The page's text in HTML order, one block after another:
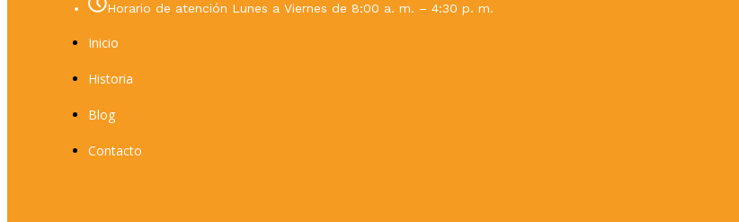
Horario de atención Lunes a Viernes de 8:00 a. m. – 4:30 p. m.
Inicio
Historia
Blog
Contacto